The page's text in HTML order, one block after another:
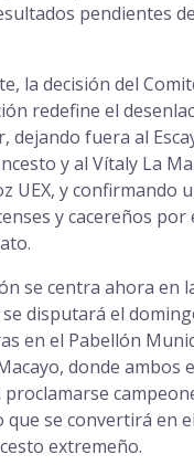
pendientes
la decisión del
redefine el
dejando fuera al
y al Vítaly La
UEX, y confirmando
y cacereños por
se centra ahora en
disputará el
en el Pabellón
donde ambos
proclamarse
que se convertirá en
extremeño.